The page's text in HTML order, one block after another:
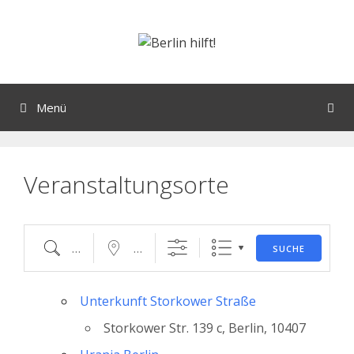
Menü
Veranstaltungsorte
SUCHE
mit vielen Veranstaltungen?
Unterkunft Storkower Straße
Storkower Str. 139 c, Berlin, 10407